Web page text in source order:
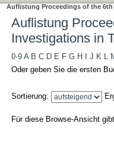
Auflistung Proceedings of the
Auflistung
Investigations in
0-9 A B C D E F G H J K L
Oder geben Sie die ersten
Sortierung:
Für diese Browse-Ansicht